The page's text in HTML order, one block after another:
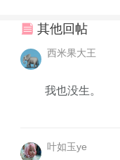
其他回帖
西米果大王
我也没生。
叶如玉ye